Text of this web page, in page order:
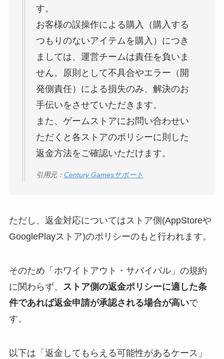
す。
お客様の誤操作による購入（購入する
つもりのないアイテムを購入）につき
ましては、運営チームは責任を負いま
せん。原則として不具合やエラー（開
発側責任）による損失のみ、解決のお
手伝いをさせていただきます。
また、ゲームストアにお問い合わせい
ただくと各ストアのポリシーに則した
返金方法をご確認いただけます。
引用元： Century Gamesサポート
ただし、返金対応についてはストア側(AppStoreや
GooglePlayストア)のポリシーのもと行われます。
そのため「ホワイトアウト・サバイバル」の規約
に関わらず、 ストア側の返金ポリシーに適した条
件であれば返金申請が承認される場合が高いで
す。
以下は「返金してもらえる可能性があるケース」